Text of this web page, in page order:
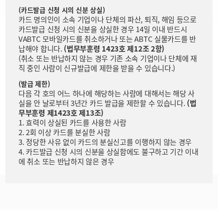
(카드발급 신청 시의 신분 상실)
카드 명의인이 소속 기업이나 단체의 파산, 퇴직, 해임 등으로
카드발급 신청 시의 신분을 상실한 경우 14일 이내 반드시
VABTC 모바일카드를 취소하거나 또는 ABTC 실물카드를 반
납해야 합니다. (법무부훈령 1423호 제12조 2항)
(취소 또는 반납하지 않는 경우 기존 소속 기업이나 단체에 재
직 중인 사람이 신규발급에 제한을 받을 수 있습니다.)
(발급 제한)
다음 각 호의 어느 하나에 해당하는 사람에 대해서는 해당 사
실을 안 날로부터 3년간 카드 발급을 제한할 수 있습니다. (법
무부훈령 제1423호 제13조)
1. 효력이 상실된 카드를 사용한 사람
2. 2회 이상 카드를 분실한 사람
3. 정당한 사유 없이 카드의 분실신고를 이행하지 않는 경우
4. 카드발급 신청 시의 신분을 상실함에도 불구하고 기간 이내
에 취소 또는 반납하지 않은 경우